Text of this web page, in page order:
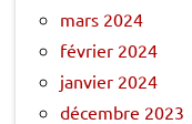
mars 2024
février 2024
janvier 2024
décembre 2023